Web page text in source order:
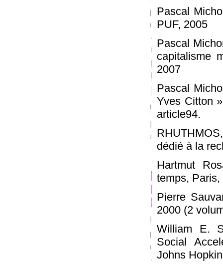
Pascal
PUF, 2005
Pascal
capitalisme
2007
Pascal
Yves Citton
article94.
dédié à la
Hartmut
temps,
Pierre
2000 (2
William E.
Social
Johns